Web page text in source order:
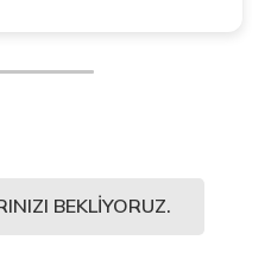
BEKLIYORUZ.